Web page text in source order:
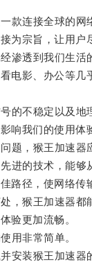
连接全球的网
为宗旨，让用户
透到我们生活
电影、办公等几
不稳定以及地
响我们的使用体
，猴王加速器
的技术，能够
路径，使网络传
猴王加速器都
验更加流畅。
非常简单。
装猴王加速器